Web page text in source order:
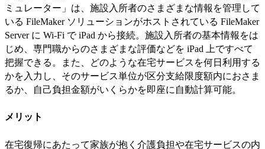
ミュレーター」は、施設入所者のさまざまな情報を管理して
いる FileMaker ソリューションがホストされている FileMaker
Server に Wi-Fi で iPad から接続。施設入所者の基本情報をは
じめ、専門職からのさまざまな評価などを iPad 上ですべて
把握できる。また、どのような在宅サービスを何日利用する
かを入力し、そのサービス単位が区分支給限度額内におさま
るか、自己負担金額がいくらかを即座に自動計算可能。
メリット
在宅復帰にあたって家族が抱く介護負担や在宅サービスの内